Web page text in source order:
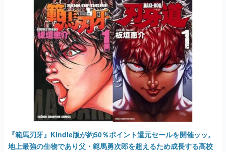
『範馬刃牙』Kindle版が約50％ポイント還元セールを開催ッッ。
地上最強の生物であり父・範馬勇次郎を超えるため成長する高校